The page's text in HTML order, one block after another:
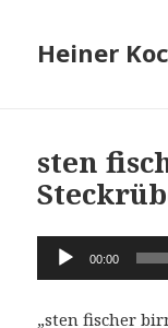
Heiner
sten
Audio-
Player
00:00
„sten fischer